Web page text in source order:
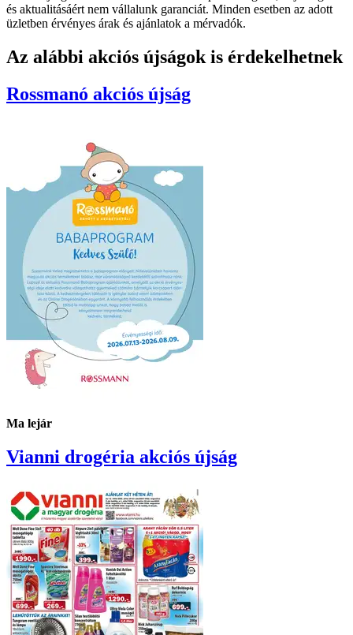
és aktualitásáért nem vállalunk garanciát. Minden esetben az adott
üzletben érvényes árak és ajánlatok a mérvadók.
Az alábbi akciós újságok is érdekelhetnek
Rossmanó akciós újság
Ma lejár
Vianni drogéria akciós újság